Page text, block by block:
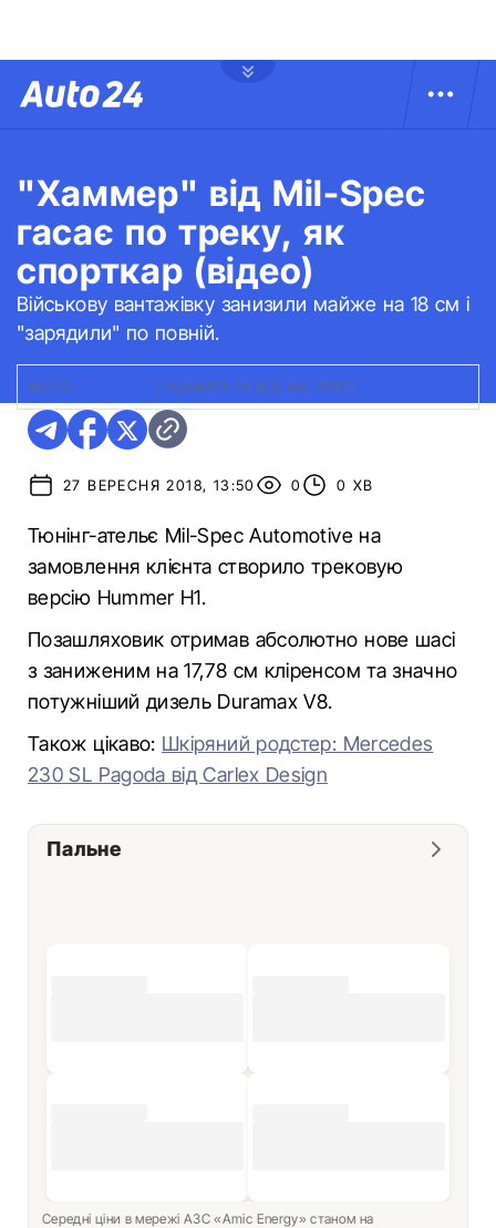
"Хаммер" від Mil-Spec
гасає по треку, як
спорткар (відео)
Військову вантажівку занизили майже на 18 см і
"зарядили" по повній.
ФОТО: HUMMER H1 ВІД MIL-SPEC
27 ВЕРЕСНЯ 2018, 13:50 0 0 ХВ
Тюнінг-ательє Mil-Spec Automotive на
замовлення клієнта створило трековую
версію Hummer H1.
Позашляховик отримав абсолютно нове шасі
з заниженим на 17,78 см кліренсом та значно
потужніший дизель Duramax V8.
Також цікаво: Шкіряний родстер: Mercedes
230 SL Pagoda від Carlex Design
Пальне
Середні ціни в мережі АЗС «Amic Energy» станом на